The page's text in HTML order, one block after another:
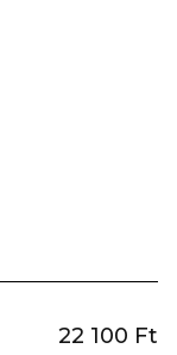
22 100 Ft